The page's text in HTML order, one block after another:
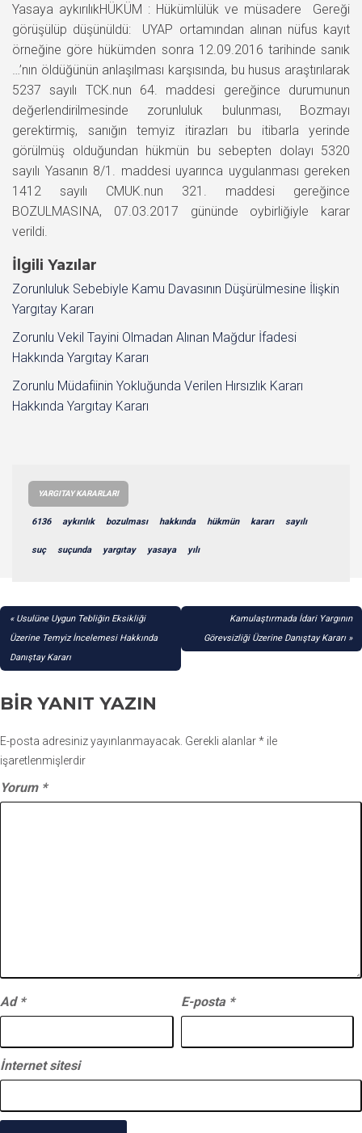
Yasaya aykırılıkHÜKÜM : Hükümlülük ve müsadere Gereği
görüşülüp düşünüldü: UYAP ortamından alınan nüfus kayıt
örneğine göre hükümden sonra 12.09.2016 tarihinde sanık
…’nın öldüğünün anlaşılması karşısında, bu husus araştırılarak
5237 sayılı TCK.nun 64. maddesi gereğince durumunun
değerlendirilmesinde zorunluluk bulunması, Bozmayı
gerektirmiş, sanığın temyiz itirazları bu itibarla yerinde
görülmüş olduğundan hükmün bu sebepten dolayı 5320
sayılı Yasanın 8/1. maddesi uyarınca uygulanması gereken
1412 sayılı CMUK.nun 321. maddesi gereğince
BOZULMASINA, 07.03.2017 gününde oybirliğiyle karar
verildi.
İlgili Yazılar
Zorunluluk Sebebiyle Kamu Davasının Düşürülmesine İlişkin
Yargıtay Kararı
Zorunlu Vekil Tayini Olmadan Alınan Mağdur İfadesi
Hakkında Yargıtay Kararı
Zorunlu Müdafiinin Yokluğunda Verilen Hırsızlık Kararı
Hakkında Yargıtay Kararı
YARGITAY KARARLARI
6136 aykırılık bozulması hakkında hükmün kararı sayılı
suç suçunda yargıtay yasaya yılı
YAZI
GEZINMESI
Usulüne Uygun Tebliğin Eksikliği
Üzerine Temyiz İncelemesi Hakkında
Danıştay Kararı
Kamulaştırmada İdari Yargının
Görevsizliği Üzerine Danıştay Kararı
BIR YANIT YAZIN
E-posta adresiniz yayınlanmayacak. Gerekli alanlar* ile
işaretlenmişlerdir
Yorum *
Ad * E-posta *
İnternet sitesi